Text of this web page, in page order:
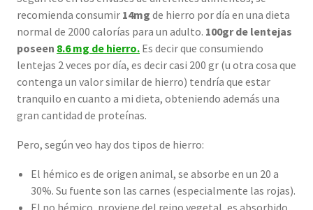
recomienda consumir 14mg de hierro por día en una dieta
normal de 2000 calorías para un adulto. 100gr de lentejas
poseen 8.6 mg de hierro. Es decir que consumiendo
lentejas 2 veces por día, es decir casi 200 gr (u otra cosa que
contenga un valor similar de hierro) tendría que estar
tranquilo en cuanto a mi dieta, obteniendo además una
gran cantidad de proteínas.
Pero, según veo hay dos tipos de hierro:
El hémico es de origen animal, se absorbe en un 20 a
30%. Su fuente son las carnes (especialmente las rojas).
El no hémico, proviene del reino vegetal, es absorbido